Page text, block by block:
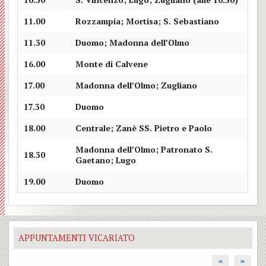
11.00
Rozzampia; Mortisa; S. Sebastiano
11.30
Duomo; Madonna dell’Olmo
16.00
Monte di Calvene
17.00
Madonna dell’Olmo; Zugliano
17.30
Duomo
18.00
Centrale; Zanè SS. Pietro e Paolo
18.30
Madonna dell’Olmo; Patronato S.
Gaetano; Lugo
19.00
Duomo
APPUNTAMENTI VICARIATO
< >